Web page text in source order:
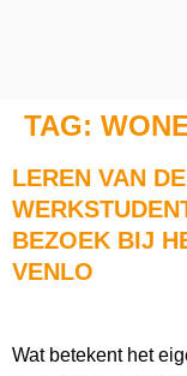
TAG:
LEREN VAN
BEZOEK BIJ
VENLO
Wat betekent het